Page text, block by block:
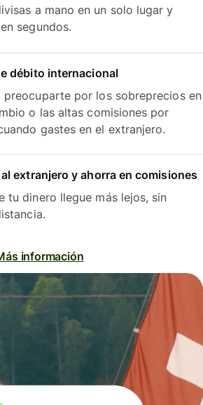
a mano en un solo lugar y
segundos.
débito internacional
preocuparte por los sobreprecios en
o las altas comisiones por
gastes en el extranjero.
extranjero y ahorra en comisiones
tu dinero llegue más lejos, sin
información